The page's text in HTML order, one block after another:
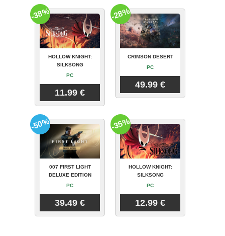
HOLLOW KNIGHT:
SILKSONG
PC
11.99 €
-38%
CRIMSON DESERT
PC
49.99 €
-28%
007 FIRST LIGHT
DELUXE EDITION
PC
39.49 €
-50%
HOLLOW KNIGHT:
SILKSONG
PC
12.99 €
-35%